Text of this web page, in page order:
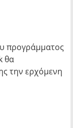
προγράμματος
θα
την ερχόμενη